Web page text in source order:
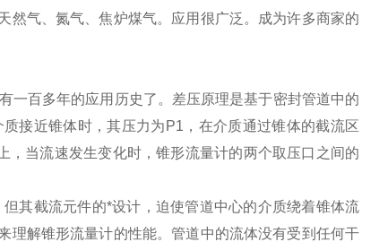
然气、氮气、焦炉煤气。应用很广泛。成为许多商家的
一百多年的应用历史了。差压原理是基于密封管道中的
接近锥体时，其压力为 P1 ，在介质通过锥体的截流区
，当流速发生变化时，锥形流量计的两个取压口之间的
其截流元件的*设计，迫使管道中心的介质绕着锥体流
理解锥形流量计的性能。管道中的流体没有受到任何干